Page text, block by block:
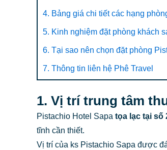
4. Bảng giá chi tiết các hạng
5. Kinh nghiệm đặt phòng khách
6. Tại sao nên chọn đặt phòng
7. Thông tin liên hệ Phê Travel
1. Vị trí trung tâm
Pistachio Hotel Sapa tọa lạc tại số
tĩnh cần thiết.
Vị trí của ks Pistachio Sapa được